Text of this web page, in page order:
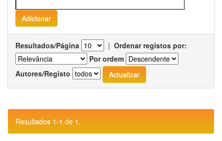
Resultados/Página | Ordenar registos por:
Por ordem
Autores/Registo
Resultados 1-1 de 1.